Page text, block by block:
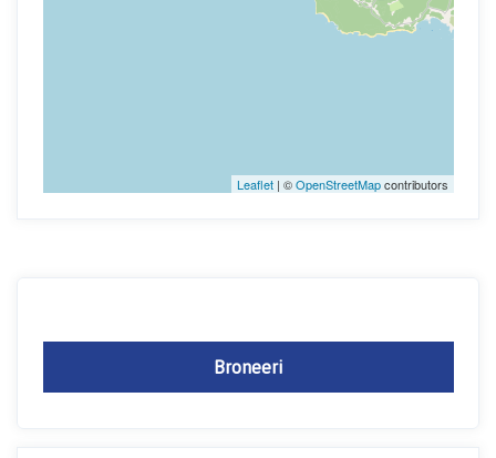
Leaflet| ©OpenStreetMapcontributors
Broneeri